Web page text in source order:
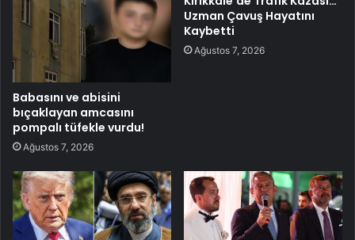
Babasını ve abisini
bıçaklayan amcasını
pompalı tüfekle vurdu!
Ağustos 7, 2026
Uzman Çavuş Hayatını
Kaybetti
Ağustos 7, 2026